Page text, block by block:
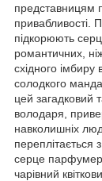
представницям
привабливості.
підкорюють
романтичних,
східного
солодкого
цей загадковий
володаря,
навколишніх
переплітається
серце
чарівний